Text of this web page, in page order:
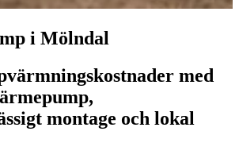
i Mölndal
med
montage och lokal